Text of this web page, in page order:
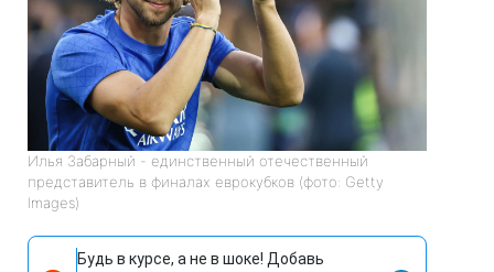
Илья Забарный - единственный отечественный
представитель в финалах еврокубков (фото: Getty
Images)
Будь в курсе, а не в шоке! Добавь